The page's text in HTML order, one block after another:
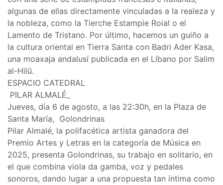
algunas de ellas directamente vinculadas a la realeza y
la nobleza, como la Tierche Estampie Roial o el
Lamento de Tristano. Por último, hacemos un guiño a
la cultura oriental en Tierra Santa con Badri Ader Kasa,
una moaxaja andalusí publicada en el Líbano por Salim
al-Hilû.
ESPACIO CATEDRAL
PILAR ALMALÉ_
Jueves, día 6 de agosto, a las 22:30h, en la Plaza de
Santa María, Golondrinas
Pilar Almalé, la polifacética artista ganadora del
Premio Artes y Letras en la categoría de Música en
2025, presenta Golondrinas, su trabajo en solitario, en
el que combina viola da gamba, voz y pedales
sonoros, dando lugar a una propuesta tan íntima como